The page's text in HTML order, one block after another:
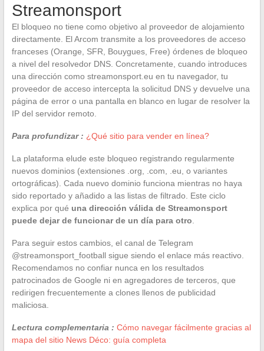
Streamonsport
El bloqueo no tiene como objetivo al proveedor de alojamiento
directamente. El Arcom transmite a los proveedores de acceso
franceses (Orange, SFR, Bouygues, Free) órdenes de bloqueo
a nivel del resolvedor DNS. Concretamente, cuando introduces
una dirección como streamonsport.eu en tu navegador, tu
proveedor de acceso intercepta la solicitud DNS y devuelve una
página de error o una pantalla en blanco en lugar de resolver la
IP del servidor remoto.
Para profundizar : ¿Qué sitio para vender en línea?
La plataforma elude este bloqueo registrando regularmente
nuevos dominios (extensiones .org, .com, .eu, o variantes
ortográficas). Cada nuevo dominio funciona mientras no haya
sido reportado y añadido a las listas de filtrado. Este ciclo
explica por qué una dirección válida de Streamonsport
puede dejar de funcionar de un día para otro
Para seguir estos cambios, el canal de Telegram
@streamonsport_football sigue siendo el enlace más reactivo.
Recomendamos no confiar nunca en los resultados
patrocinados de Google ni en agregadores de terceros, que
redirigen frecuentemente a clones llenos de publicidad
maliciosa.
Lectura complementaria : Cómo navegar fácilmente gracias al
mapa del sitio News Déco: guía completa